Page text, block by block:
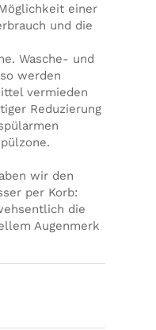
einer
und die
Wasche- und
werden
vermieden
Reduzierung
wir den
per Korb:
die
Augenmerk